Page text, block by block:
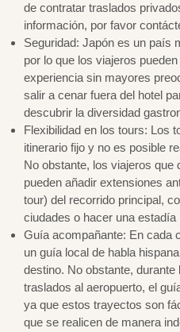
de contratar traslados
información, por favor
Seguridad: Japón es un país
por lo que los viajeros
experiencia sin mayores
salir a cenar fuera del hotel
descubrir la diversidad
Flexibilidad en los tours: Los
itinerario fijo y no es posible
No obstante, los viajeros que
pueden añadir extensiones
tour) del recorrido principal,
ciudades o hacer una estadía
Guía acompañante: En cada
un guía local de habla
destino. No obstante,
traslados al aeropuerto, el
ya que estos trayectos son
que se realicen de manera